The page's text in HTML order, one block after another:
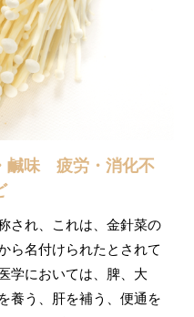
鹹味 疲労・消化不
され、これは、金針菜の
ら名付けられたとされて
学においては、脾、大
を養う、肝を補う、便通を